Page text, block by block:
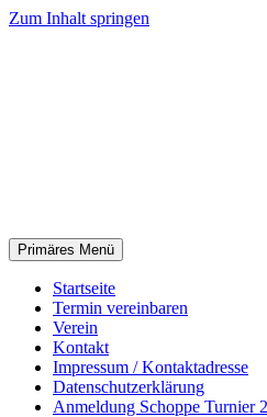
Zum Inhalt springen
Primäres Menü
Startseite
Termin vereinbaren
Verein
Kontakt
Impressum / Kontaktadresse
Datenschutzerklärung
Anmeldung Schoppe Turnier